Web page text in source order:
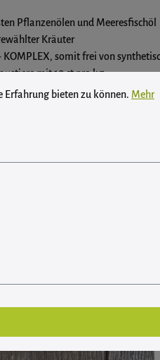
Pflanzenölen und Meeresfischöl
Kräuter
somit frei von
mit 10 ct pro kg.
bieten zu können.
Mehr
Erfahrung bieten zu können. Mehr